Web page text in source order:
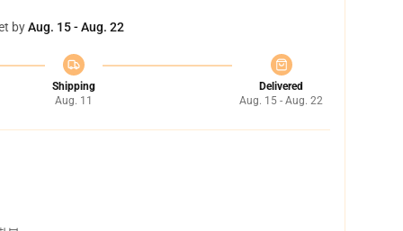
byAug. 15 - Aug. 22
Shipping
Aug. 11
Delivered
Aug. 15 - Aug. 22